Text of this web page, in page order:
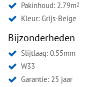
Pakinhoud: 2.79m2
Kleur: Grijs-Beige
Bijzonderheden
Slijtlaag: 0.55mm
W33
Garantie: 25 jaar